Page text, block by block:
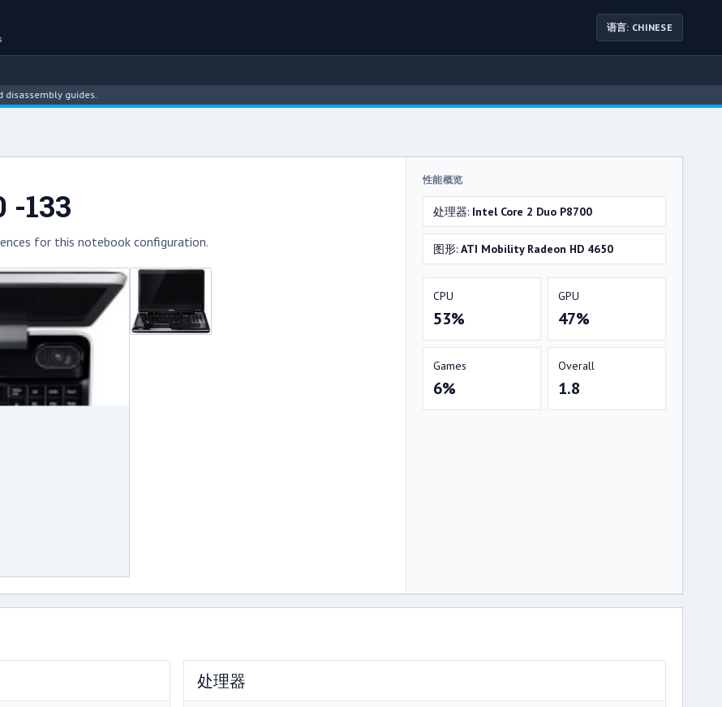
语言: CHINESE
guides.
133
for this notebook configuration.
性能概览
处理器: Intel Core 2 Duo P8700
图形: ATI Mobility Radeon HD 4650
CPU
53%
GPU
47%
Games
6%
Overall
1.8
处理器